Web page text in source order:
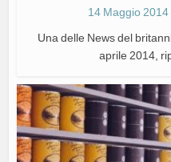
14 Maggio 2014
Una delle News del
aprile 2014,